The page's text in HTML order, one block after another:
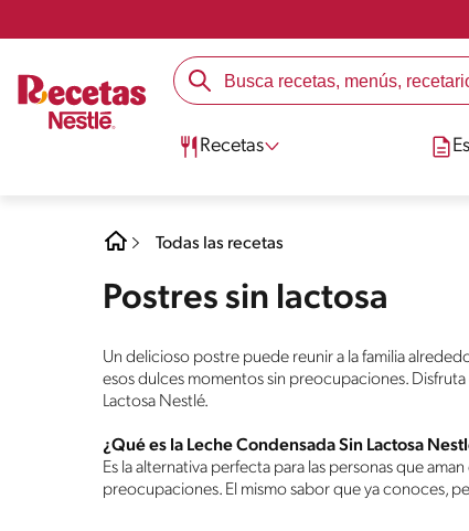
Recetas
Todas las recetas
Postres sin lactosa
Un delicioso postre puede reunir a la familia
esos dulces momentos sin preocupaciones.
Lactosa Nestlé.
¿Qué es la Leche Condensada Sin Lactosa
Es la alternativa perfecta para las personas que
preocupaciones. El mismo sabor que ya conoces,